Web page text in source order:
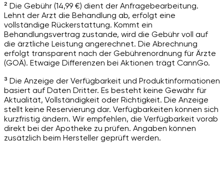
² Die Gebühr (14,99 €) dient der Anfragebearbeitung.
Lehnt der Arzt die Behandlung ab, erfolgt eine
vollständige Rückerstattung. Kommt ein
Behandlungsvertrag zustande, wird die Gebühr voll auf
die ärztliche Leistung angerechnet. Die Abrechnung
erfolgt transparent nach der Gebührenordnung für Ärzte
(GOÄ). Etwaige Differenzen bei Aktionen trägt CannGo.
³ Die Anzeige der Verfügbarkeit und Produktinformationen
basiert auf Daten Dritter. Es besteht keine Gewähr für
Aktualität, Vollständigkeit oder Richtigkeit. Die Anzeige
stellt keine Reservierung dar. Verfügbarkeiten können sich
kurzfristig ändern. Wir empfehlen, die Verfügbarkeit vorab
direkt bei der Apotheke zu prüfen. Angaben können
zusätzlich beim Hersteller geprüft werden.